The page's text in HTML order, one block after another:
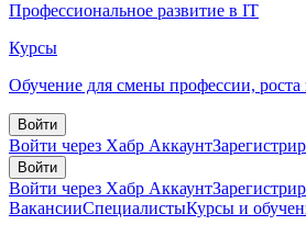
Профессиональное развитие в IT
Курсы
Обучение для смены профессии, роста
Войти
Войти через Хабр Аккаунт
Войти
Войти через Хабр Аккаунт
ВакансииСпециалистыКурсы и